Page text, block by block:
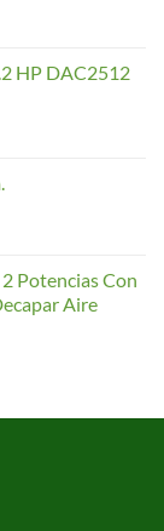
HP DAC2512
Potencias Con
Aire